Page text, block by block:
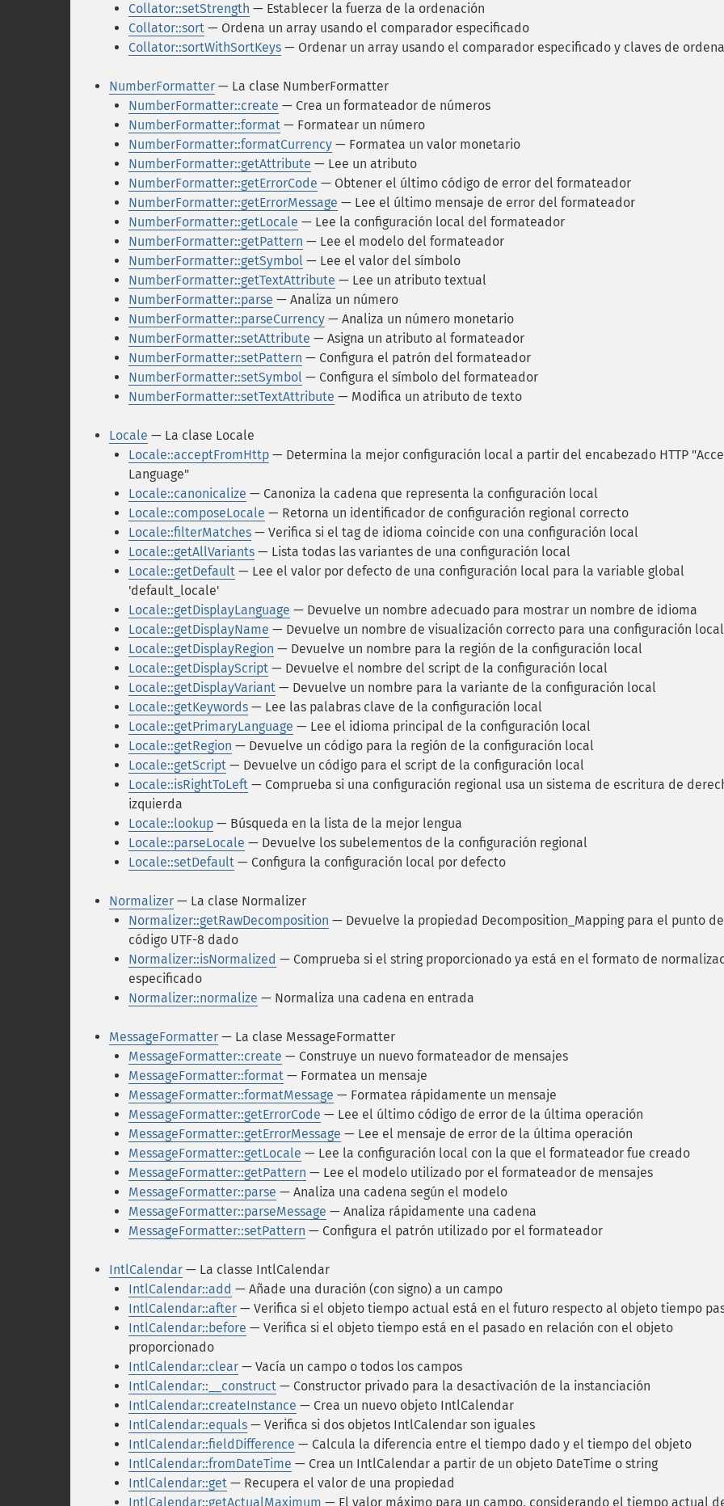
Collator::setStrength — Establecer la fuerza de la ordenación
Collator::sort — Ordena un array usando el comparador especificado
Collator::sortWithSortKeys — Ordenar un array usando el comparador especificado y claves de
NumberFormatter — La clase NumberFormatter
NumberFormatter::create — Crea un formateador de números
NumberFormatter::format — Formatear un número
NumberFormatter::formatCurrency — Formatea un valor monetario
NumberFormatter::getAttribute — Lee un atributo
NumberFormatter::getErrorCode — Obtener el último código de error del formateador
NumberFormatter::getErrorMessage — Lee el último mensaje de error del formateador
NumberFormatter::getLocale — Lee la configuración local del formateador
NumberFormatter::getPattern — Lee el modelo del formateador
NumberFormatter::getSymbol — Lee el valor del símbolo
NumberFormatter::getTextAttribute — Lee un atributo textual
NumberFormatter::parse — Analiza un número
NumberFormatter::parseCurrency — Analiza un número monetario
NumberFormatter::setAttribute — Asigna un atributo al formateador
NumberFormatter::setPattern — Configura el patrón del formateador
NumberFormatter::setSymbol — Configura el símbolo del formateador
NumberFormatter::setTextAttribute — Modifica un atributo de texto
Locale — La clase Locale
Locale::acceptFromHttp — Determina la mejor configuración local a partir del encabezado HTTP
Language"
Locale::canonicalize — Canoniza la cadena que representa la configuración local
Locale::composeLocale — Retorna un identificador de configuración regional correcto
Locale::filterMatches — Verifica si el tag de idioma coincide con una configuración local
Locale::getAllVariants — Lista todas las variantes de una configuración local
Locale::getDefault — Lee el valor por defecto de una configuración local para la variable global
'default_locale'
Locale::getDisplayLanguage — Devuelve un nombre adecuado para mostrar un nombre de idioma
Locale::getDisplayName — Devuelve un nombre de visualización correcto para una configuración local
Locale::getDisplayRegion — Devuelve un nombre para la región de la configuración local
Locale::getDisplayScript — Devuelve el nombre del script de la configuración local
Locale::getDisplayVariant — Devuelve un nombre para la variante de la configuración local
Locale::getKeywords — Lee las palabras clave de la configuración local
Locale::getPrimaryLanguage — Lee el idioma principal de la configuración local
Locale::getRegion — Devuelve un código para la región de la configuración local
Locale::getScript — Devuelve un código para el script de la configuración local
Locale::isRightToLeft — Comprueba si una configuración regional usa un sistema de escritura de
izquierda
Locale::lookup — Búsqueda en la lista de la mejor lengua
Locale::parseLocale — Devuelve los subelementos de la configuración regional
Locale::setDefault — Configura la configuración local por defecto
Normalizer — La clase Normalizer
Normalizer::getRawDecomposition — Devuelve la propiedad Decomposition_Mapping para el punto de
código UTF-8 dado
Normalizer::isNormalized — Comprueba si el string proporcionado ya está en el formato de
especificado
Normalizer::normalize — Normaliza una cadena en entrada
MessageFormatter — La clase MessageFormatter
MessageFormatter::create — Construye un nuevo formateador de mensajes
MessageFormatter::format — Formatea un mensaje
MessageFormatter::formatMessage — Formatea rápidamente un mensaje
MessageFormatter::getErrorCode — Lee el último código de error de la última operación
MessageFormatter::getErrorMessage — Lee el mensaje de error de la última operación
MessageFormatter::getLocale — Lee la configuración local con la que el formateador fue creado
MessageFormatter::getPattern — Lee el modelo utilizado por el formateador de mensajes
MessageFormatter::parse — Analiza una cadena según el modelo
MessageFormatter::parseMessage — Analiza rápidamente una cadena
MessageFormatter::setPattern — Configura el patrón utilizado por el formateador
IntlCalendar — La classe IntlCalendar
IntlCalendar::add — Añade una duración (con signo) a un campo
IntlCalendar::after — Verifica si el objeto tiempo actual está en el futuro respecto al objeto tiempo
IntlCalendar::before — Verifica si el objeto tiempo está en el pasado en relación con el objeto
proporcionado
IntlCalendar::clear — Vacía un campo o todos los campos
IntlCalendar::__construct — Constructor privado para la desactivación de la instanciación
IntlCalendar::createInstance — Crea un nuevo objeto IntlCalendar
IntlCalendar::equals — Verifica si dos objetos IntlCalendar son iguales
IntlCalendar::fieldDifference — Calcula la diferencia entre el tiempo dado y el tiempo del objeto
IntlCalendar::fromDateTime — Crea un IntlCalendar a partir de un objeto DateTime o string
IntlCalendar::get — Recupera el valor de una propiedad
IntlCalendar::getActualMaximum — El valor máximo para un campo, considerando el tiempo actual